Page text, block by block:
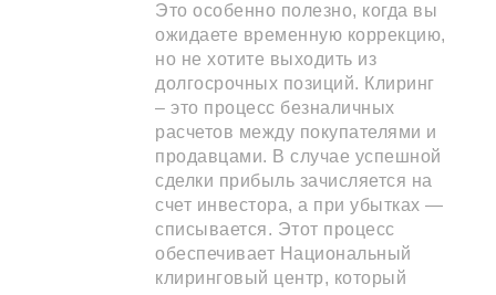
Это особенно полезно, когда вы
ожидаете временную коррекцию,
но не хотите выходить из
долгосрочных позиций. Клиринг
– это процесс безналичных
расчетов между покупателями и
продавцами. В случае успешной
сделки прибыль зачисляется на
счет инвестора, а при убытках —
списывается. Этот процесс
обеспечивает Национальный
клиринговый центр, который